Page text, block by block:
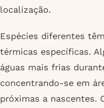
localização.
Espécies diferentes
térmicas específicas.
águas mais frias
concentrando-se em
próximas a nascentes.